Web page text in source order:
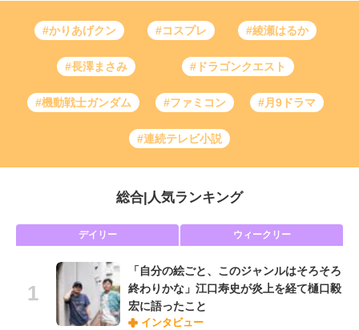
#かりあげクン #コスプレ #綾瀬はるか
#長澤まさみ #ドラゴンクエスト
#機動戦士ガンダム #ファミコン #月9ドラマ
#連続テレビ小説
総合 人気ランキング
デイリー ウィークリー
「自分の絵ごと、このジャンルはそろそろ
終わりかな」江口寿史が炎上を経て樋口毅
宏に語ったこと
インタビュー